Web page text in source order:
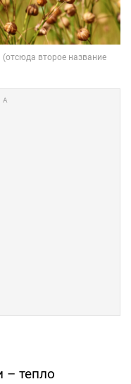
– тепло